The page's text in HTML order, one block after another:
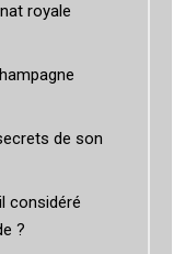
royale
de son
considéré
?